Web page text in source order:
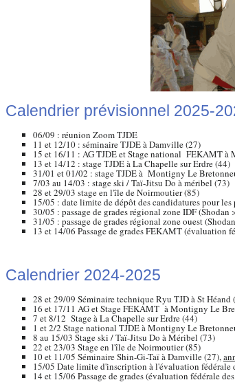
Calendrier prévisionnel 2025-
06/09 : réunion Zoom TJDE
11 et 12/10 : séminaire TJDE à Damville (27)
15 et 16/11 : AG TJDE et Stage national FEKAMT
13 et 14/12 : stage TJDE à La Chapelle sur Erdre (44)
31/01 et 01/02 : stage TJDE à Montigny Le
7/03 au 14/03 : stage ski / Taï-Jitsu Do à méribel (73)
28 et 29/03 stage en l'île de Noirmoutier (85)
15/05 : date limite de dépôt des candidatures pour les
30/05 : passage de grades régional zone IDF (Shodan
31/05 : passage de grades régional zone ouest
13 et 14/06 Passage de grades FEKAMT
Calendrier 2024-2025
28 et 29/09 Séminaire technique Ryu TJD à St Héand
16 et 17/11 AG et Stage FEKAMT à Montigny Le
7 et 8/12 Stage à La Chapelle sur Erdre (44)
1 et 2/2 Stage national TJDE à Montigny Le
8 au 15/03 Stage ski / Taï-Jitsu Do à Méribel (73)
22 et 23/03 Stage en l'île de Noirmoutier (85)
10 et 11/05 Séminaire Shin-Gi-Taï à Damville (27),
15/05 Date limite d'inscription à l'évaluation fédérale
14 et 15/06 Passage de grades (évaluation fédérale